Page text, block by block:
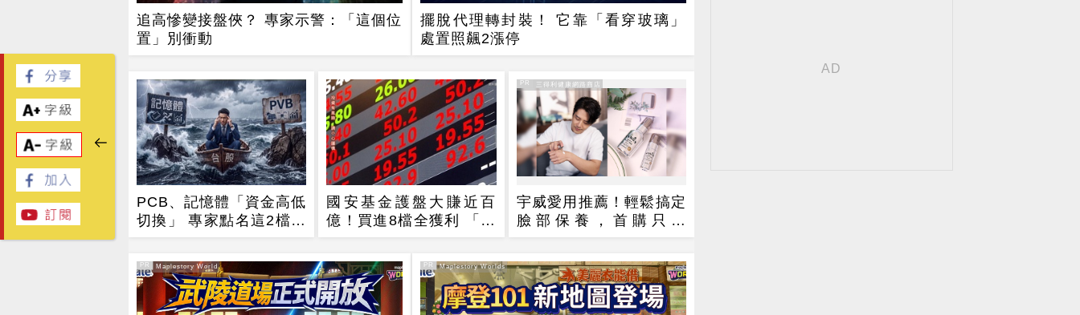
追高慘變接盤俠？ 專家示警：「這個位
置」別衝動
擺脫代理轉封裝！ 它靠「看穿玻璃」
處置照飆2漲停
PCB、記憶體「資金高低
切換」 專家點名這2檔：
必備
國安基金護盤大賺近百
億！買進8檔全獲利 「這
檔」貢獻逾7成7
PR
宇威愛用推薦！輕鬆搞定
臉部保養，首購只要
$390
PR・三得利健康網路商店
PR
PR・Maplestory World PR
PR・Maplestory Worlds